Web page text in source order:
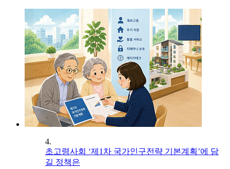
4.
초고령사회 ‘제1차 국가인구전략 기본계획’에 담
길 정책은